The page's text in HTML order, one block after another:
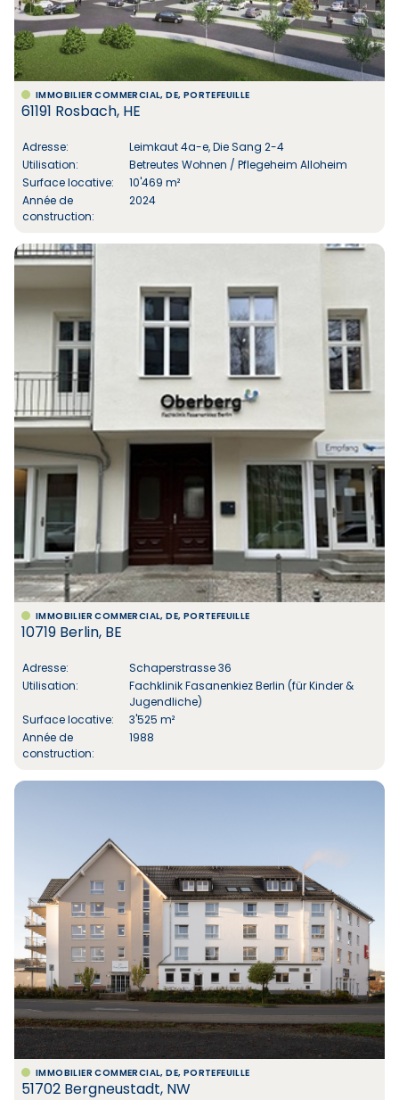
IMMOBILIER COMMERCIAL, DE, PORTEFEUILLE
61191 Rosbach, HE
Adresse:
Leimkaut 4a-e, Die Sang 2-4
Utilisation:
Betreutes Wohnen / Pflegeheim Alloheim
Surface locative:
10'469 m²
Année de
construction:
2024
IMMOBILIER COMMERCIAL, DE, PORTEFEUILLE
10719 Berlin, BE
Adresse:
Schaperstrasse 36
Utilisation:
Fachklinik Fasanenkiez Berlin (für Kinder &
Jugendliche)
Surface locative:
3'525 m²
Année de
construction:
1988
IMMOBILIER COMMERCIAL, DE, PORTEFEUILLE
51702 Bergneustadt, NW